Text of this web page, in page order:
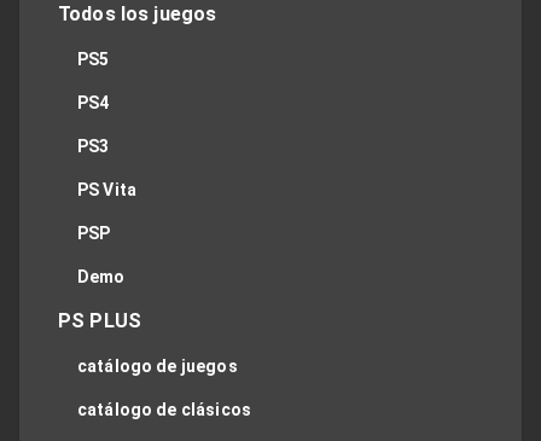
Todos los juegos
PS5
PS4
PS3
PS Vita
PSP
Demo
PS PLUS
catálogo de juegos
catálogo de clásicos